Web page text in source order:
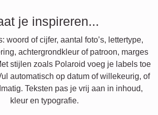
je inspireren...
woord of cijfer, aantal foto’s, lettertype,
achtergrondkleur of patroon, marges
stijlen zoals Polaroid voeg je labels toe
automatisch op datum of willekeurig, of
Teksten pas je vrij aan in inhoud,
kleur en typografie.